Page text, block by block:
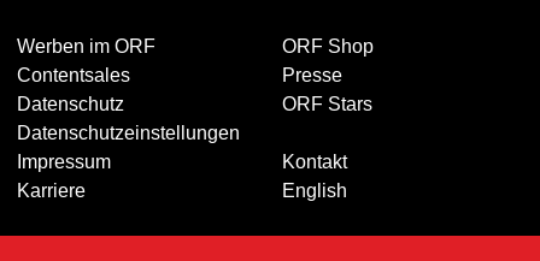
Werben im ORF
Contentsales
Datenschutz
Datenschutzeinstellungen
Impressum
Karriere
ORF Shop
Presse
ORF Stars
Kontakt
English